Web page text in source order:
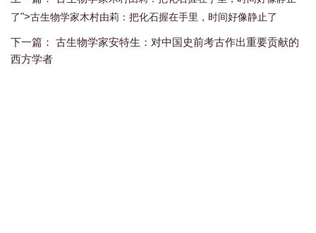
了">古生物学家木村由莉 ： 把化石握在手里 ， 时间好像静止了
下一篇： 古生物学家安特生：对中国史前考古作出重要贡献的
西方学者